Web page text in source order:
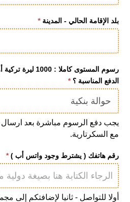
بلد الإقامة الحالي - المدينة*
رسوم المستوى
الدفع المناسبة ؟*
يجب دفع الرسوم مباشرة بعد
مع السكرتارية.
رقم هاتفك ( يشترط وجود واتس أب )*
أولا للتواصل - ثانيا لإضافتكم إلى